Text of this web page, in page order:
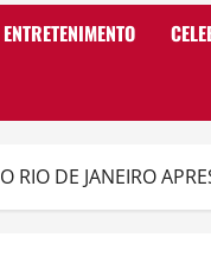
ENTRETENIMENTO
RIO DE JANEIRO